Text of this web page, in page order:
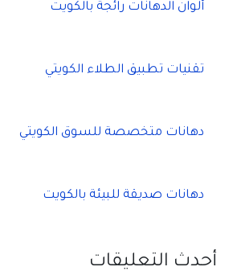
ألوان الدهانات رائجة بالكويت
تقنيات تطبيق الطلاء الكويتي
دهانات متخصصة للسوق الكويتي
دهانات صديقة للبيئة بالكويت
أحدث التعليقات